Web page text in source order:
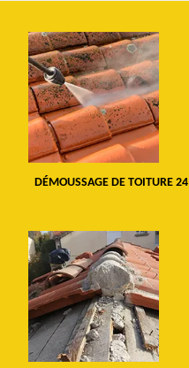
DÉMOUSSAGE DE TOITURE 24